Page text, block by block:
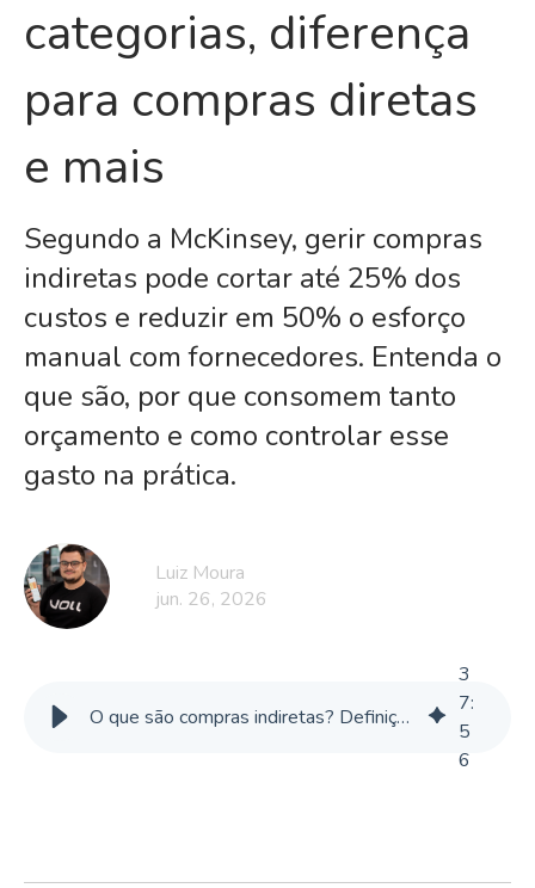
categorias, diferença
para compras diretas
e mais
Segundo a McKinsey, gerir compras
indiretas pode cortar até 25% dos
custos e reduzir em 50% o esforço
manual com fornecedores. Entenda o
que são, por que consomem tanto
orçamento e como controlar esse
gasto na prática.
Luiz Moura
jun. 26, 2026
O que são compras indiretas? Definição, categorias, diferença para compras diretas e mais
3
7:
5
6